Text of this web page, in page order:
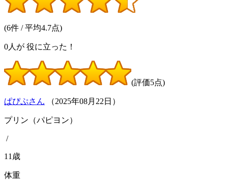
(6件 / 平均4.7点)
0人が 役に立った！
(評価5点)
ぱぴぷさん （2025年08月 22 日）
プリン（パピヨン）
/
11歳
体重